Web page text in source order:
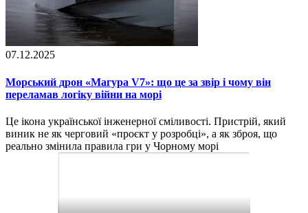
07.12.2025
Морський дрон «Магура V7»: що це за звір і чому він
переламав логіку війни на морі
Це ікона української інженерної сміливості. Пристрій, який
виник не як черговий «проєкт у розробці», а як зброя, що
реально змінила правила гри у Чорному морі